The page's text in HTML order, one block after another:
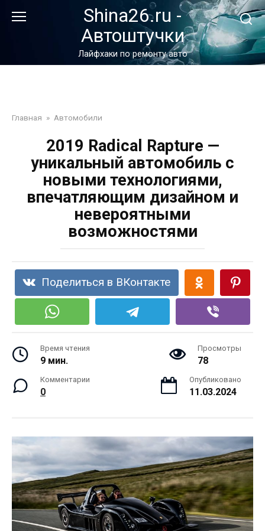
Shina26.ru -
Автоштучки
Лайфхаки по ремонту авто
Главная » Автомобили
2019 Radical Rapture —
уникальный автомобиль с
новыми технологиями,
впечатляющим дизайном и
невероятными
возможностями
Поделиться в ВКонтакте
Время чтения
9 мин.
Просмотры
78
Комментарии
0
Опубликовано
11.03.2024